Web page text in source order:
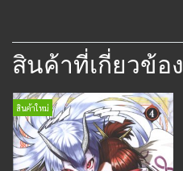
สินค้าที่เกี่ยวข้อง
สินค้าใหม่